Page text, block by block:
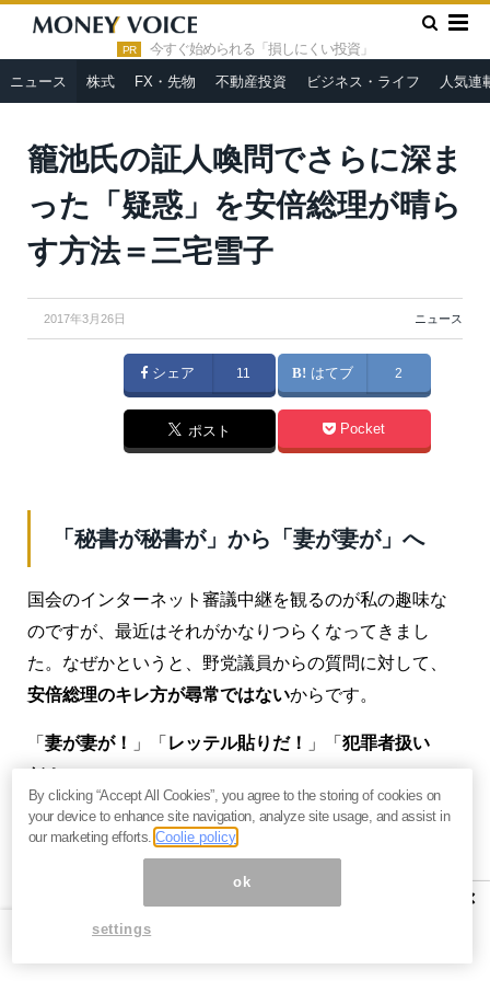
PR 今すぐ始められる「損しにくい投資」
ニュース 株式 FX・先物 不動産投資 ビジネス・ライフ 人気連
HOME » ニュース »
籠池氏の証人喚問でさらに深まった「疑
惑」を安倍総理が晴らす方法＝三宅雪子
From首相官邸ホームページ
籠池氏の証人喚問でさらに深ま
った「疑惑」を安倍総理が晴ら
す方法＝三宅雪子
2017年3月26日 ニュース
シェア 11 はてブ 2
ポスト Pocket
「秘書が秘書が」から「妻が妻が」へ
国会のインターネット審議中継を観るのが私の趣味な
のですが、最近はそれがかなりつらくなってきまし
た。なぜかというと、野党議員からの質問に対して、
安倍総理のキレ方が尋常ではないからです。
「 妻が妻が！ 」「 レッテル貼りだ！ 」「 犯罪者扱い
だ！」…
質問した野党議員が呆気にとられるほどの興奮ぶりで
安倍さんへの質問は当然「内閣総理大臣」たる安
なんですが、安倍さんは以前
×
By clicking “Accept All Cookies”, you agree to the storing of cookies on
your device to enhance site navigation, analyze site usage, and assist in
our marketing efforts.Coolie policy
ok
settings